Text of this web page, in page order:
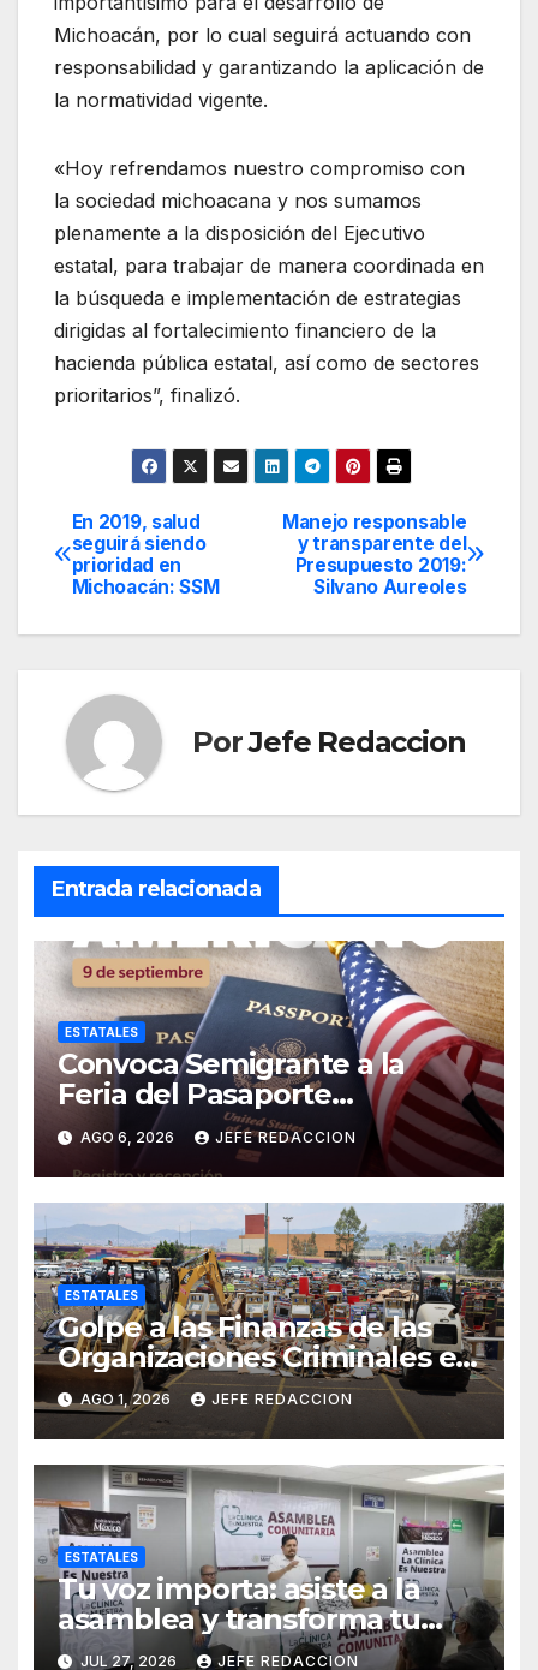
Michoacán, por lo cual seguirá actuando con
responsabilidad y garantizando la aplicación de
la normatividad vigente.
«Hoy refrendamos nuestro compromiso con
la sociedad michoacana y nos sumamos
plenamente a la disposición del Ejecutivo
estatal, para trabajar de manera coordinada en
la búsqueda e implementación de estrategias
dirigidas al fortalecimiento financiero de la
hacienda pública estatal, así como de sectores
prioritarios”, finalizó.
Navegación
de
entradas
Manejo responsable
y transparente del
Presupuesto 2019:
Silvano Aureoles
En 2019, salud
seguirá siendo
prioridad en
Michoacán: SSM
PorJefe Redaccion
Entrada relacionada
ESTATALES
Convoca Semigrante a la
Feria del Pasaporte
Estadounidense 2026
AGO 6, 2026 JEFE REDACCION
ESTATALES
Golpe a las Finanzas de las
Organizaciones Criminales en
Operativos
Interinstitucionales
AGO 1, 2026 JEFE REDACCION
ESTATALES
Tu voz importa: asiste a la
asamblea y transforma tu
clínica del IMSS-Bienestar
JUL 27, 2026 JEFE REDACCION